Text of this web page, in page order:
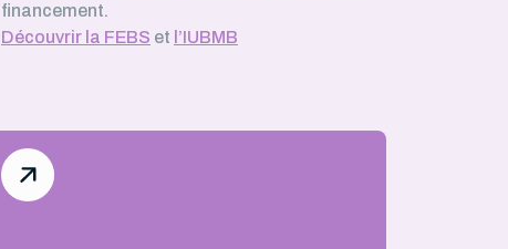
financement.
Découvrir la FEBS et l’IUBMB